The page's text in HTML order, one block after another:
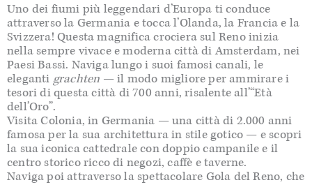
Uno dei fiumi più leggendari d’Europa ti conduce
attraverso la Germania e tocca l’Olanda, la Francia e la
Svizzera! Questa magnifica crociera sul Reno inizia
nella sempre vivace e moderna città di Amsterdam, nei
Paesi Bassi. Naviga lungo i suoi famosi canali, le
eleganti grachten — il modo migliore per ammirare i
tesori di questa città di 700 anni, risalente all’“Età
dell’Oro”.
Visita Colonia, in Germania — una città di 2.000 anni
famosa per la sua architettura in stile gotico — e scopri
la sua iconica cattedrale con doppio campanile e il
centro storico ricco di negozi, caffè e taverne.
Naviga poi attraverso la spettacolare Gola del Reno, che